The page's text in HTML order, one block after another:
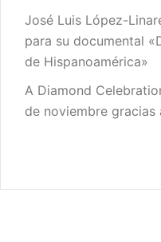
José Luis López-
para su documental
de Hispanoamérica»
A Diamond
de noviembre gracias